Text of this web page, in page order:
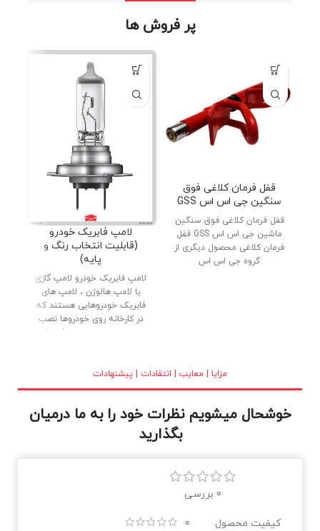
پر فروش ها
قفل فرمان کلاغی فوق
سنگین جی اس اس GSS
قفل فرمان کلاغی فوق سنگین
ماشین جی اس اس GSS قفل
فرمان کلاغی محصول دیگری از
گروه جی اس اس
لامپ فابریک خودرو
(قابلیت انتخاب رنگ و
پایه)
لامپ فابریک خودرو لامپ گازی
یا لامپ هالوژن ، لامپ های
فابریک خودروهایی هستند که
در کارخانه روی خودروها نصب
می شوند. لامپ های فابریک
بازار عرضه شده اند. نور خوب و
طول عمر بالا از دلایل استقبال
مزایا | معایب | انتقادات | پیشنهادات
خوشحال میشویم نظرات خود را به ما درمیان
بگذارید
0 بررسی
کیفیت محصول 0